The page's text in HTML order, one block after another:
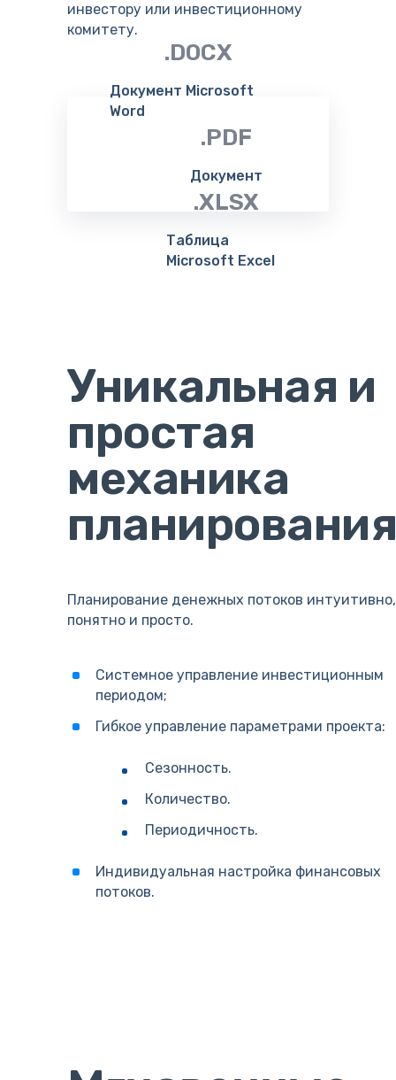
инвестору или инвестиционному
комитету.
.DOCX
Документ Microsoft
Word
.PDF
Документ
.XLSX
Таблица
Microsoft Excel
Уникальная и
простая
механика
планирования
Планирование денежных потоков интуитивно,
понятно и просто.
Системное управление инвестиционным
периодом;
Гибкое управление параметрами проекта:
Сезонность.
Количество.
Периодичность.
Индивидуальная настройка финансовых
потоков.